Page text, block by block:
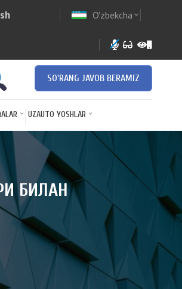
O'zbekcha expand_more
SO'RANG JAVOB BERAMIZ
UZAUTO YOSHLAR
БИЛАН